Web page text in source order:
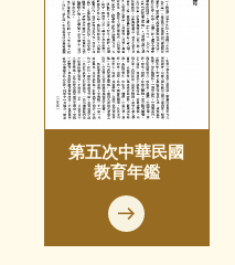
第五次中華民國
教育年鑑